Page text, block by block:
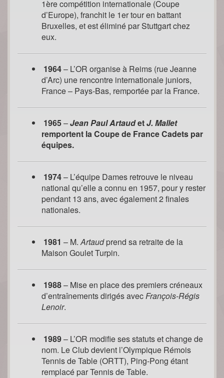
1ère compétition internationale (Coupe
d’Europe), franchit le 1er tour en battant
Bruxelles, et est éliminé par Stuttgart chez
eux.
1964– L’OR organise à Reims (rue Jeanne
d’Arc) une rencontre internationale juniors,
France – Pays-Bas, remportée par la France.
1965–Jean Paul ArtaudetJ. Mallet
remportent la Coupe de France Cadets par
équipes.
1974– L’équipe Dames retrouve le niveau
national qu’elle a connu en 1957, pour y rester
pendant 13 ans, avec également 2 finales
nationales.
1981 – M.Artaudprend sa retraite de la
Maison Goulet Turpin.
1988– Mise en place des premiers créneaux
d’entraînements dirigés avecFrançois-Régis
Lenoir.
1989– L’OR modifie ses statuts et change de
nom. Le Club devient l’Olympique Rémois
Tennis de Table (ORTT), Ping-Pong étant
remplacé par Tennis de Table.